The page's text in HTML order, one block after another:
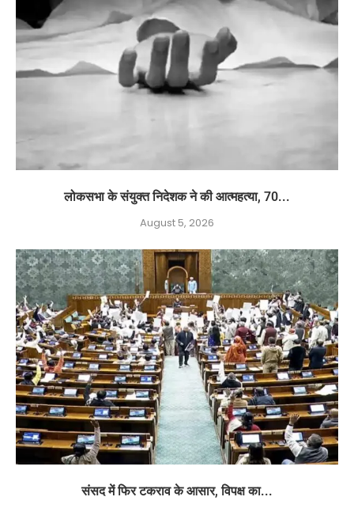
लोकसभा के संयुक्त निदेशक ने की आत्महत्या, 70...
August 5, 2026
संसद में फिर टकराव के आसार, विपक्ष का...